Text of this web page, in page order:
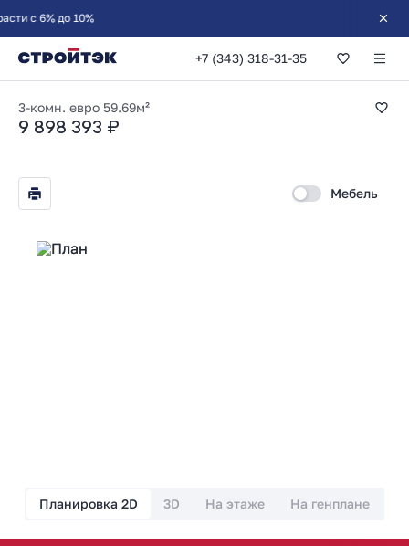
10%
+7 (343) 318-31-35
2-комнатная
3-комн. евро 59.69м²
9 898 393 ₽
Мебель
Планировка 2D 3D На этаже На генплане